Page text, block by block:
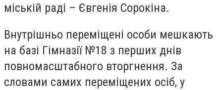
міській раді – Євгенія Сорокіна.
Внутрішньо переміщені особи мешкають
на базі Гімназії №18 з перших днів
повномасштабного вторгнення. За
словами самих переміщених осіб, у